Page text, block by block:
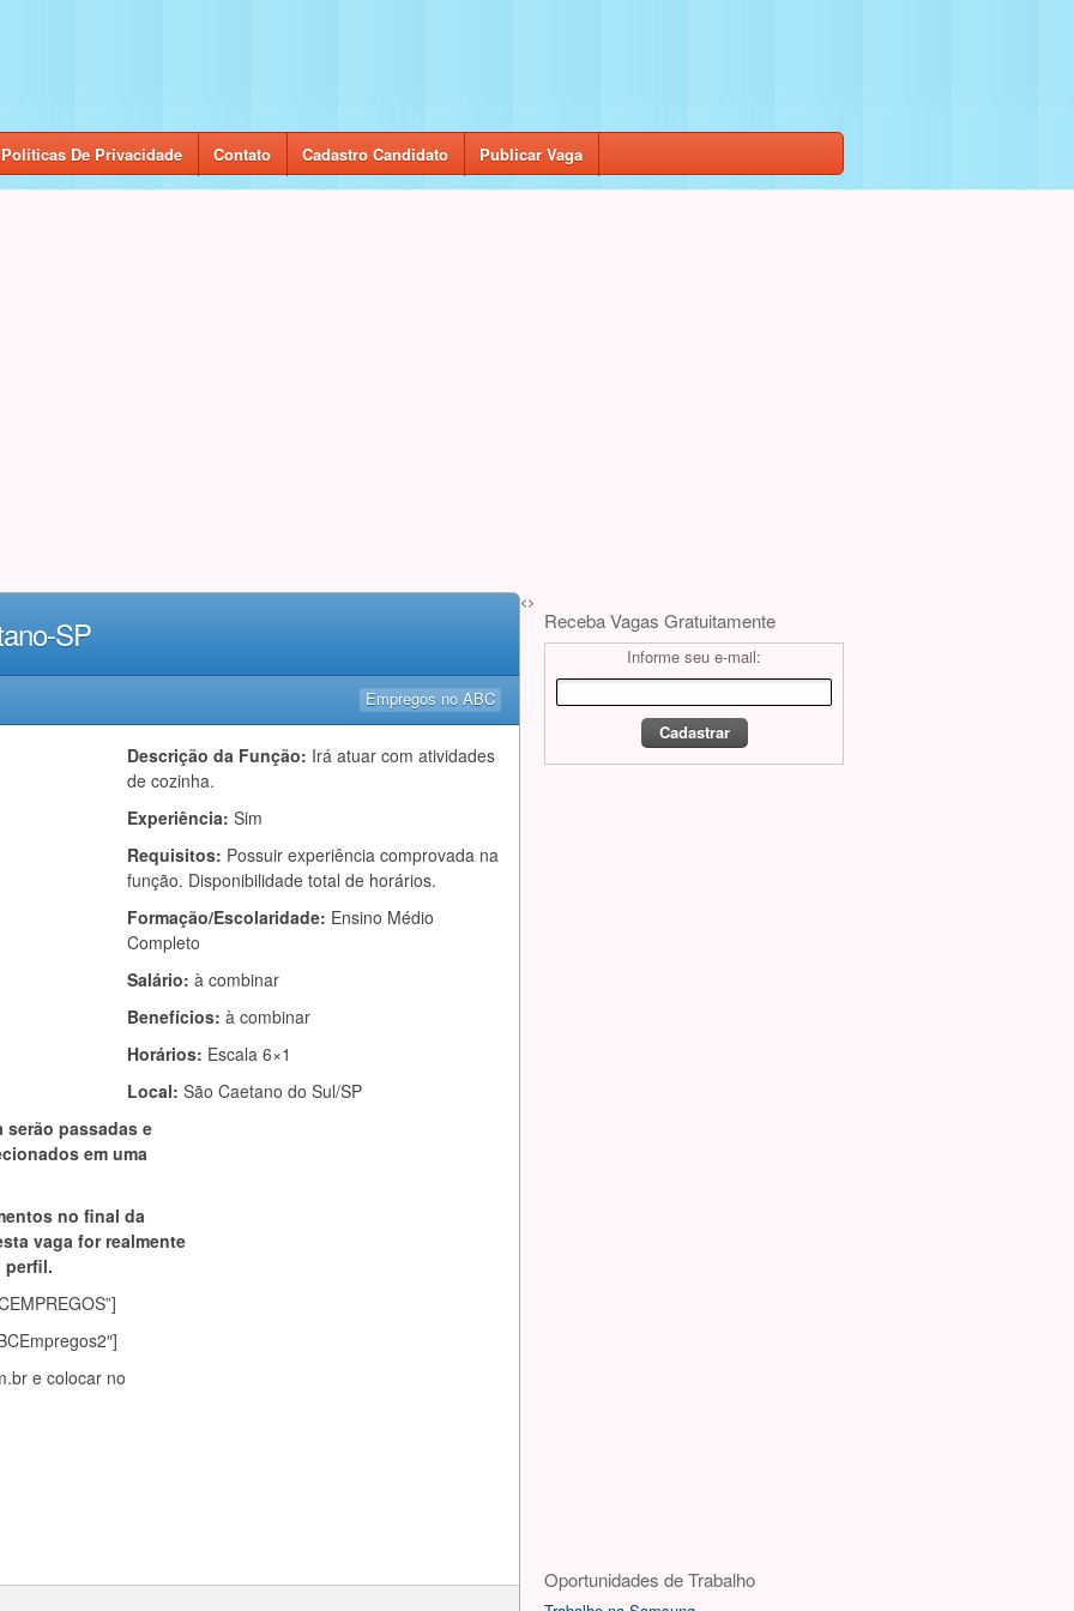
Políticas De Privacidade Contato Cadastro Candidato Publicar Vaga
<>
SP
Empregos no ABC
Descrição da Função: Irá atuar com atividades
de cozinha.
Experiência: Sim
Requisitos: Possuir experiência comprovada na
função. Disponibilidade total de horários.
Formação/Escolaridade: Ensino Médio
Completo
Salário: à combinar
Benefícios: à combinar
Horários: Escala 6×1
Local: São Caetano do Sul/SP
serão passadas e
em uma
no final da
vaga for realmente
perfil.
e colocar no
Receba Vagas Gratuitamente
Informe seu e-mail:
Oportunidades de Trabalho